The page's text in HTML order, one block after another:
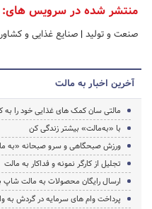
منتشر شده در سرویس های:
صنعت و تولید | صنایع غذایی و
آخرین اخبار به مالت
مالتی سان کمک های غذایی خود را به
با «به‌مالت» بیشتر زندگی کن
ورزش صبحگاهی و سرو صبحانه «به
تجلیل از کارگر نمونه و فداکار به مالت
ارسال رایگان محصولات به مالت شاپ
پرداخت وام های سرمایه در گردش به